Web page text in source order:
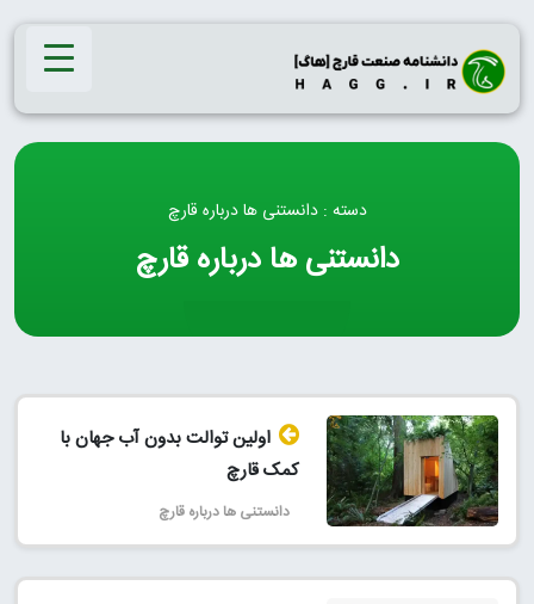
Skip
content
دسته : دانستنی ها درباره قارچ
دانستنی ها درباره قارچ
اولین توالت بدون آب جهان با
کمک قارچ
دانستنی ها درباره قارچ